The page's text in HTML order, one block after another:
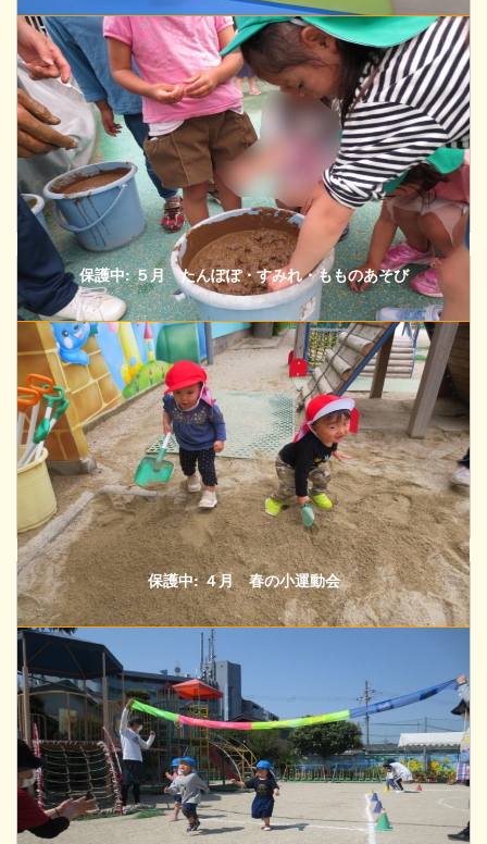
保護中: ５月 たんぽぽ・すみれ・もものあそび
保護中: ４月 春の小運動会